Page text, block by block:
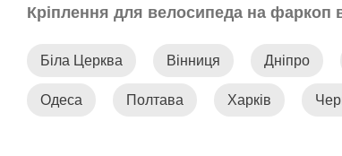
Кріплення для велосипеда на фаркоп в
Біла Церква Вінниця Дніпро
Одеса Полтава Харків